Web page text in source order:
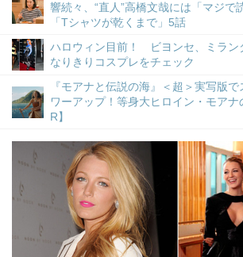
響続々、“直人”高橋文哉には「マジで
「Tシャツが乾くまで」5話
ハロウィン目前！ ビヨンセ、ミラン
なりきりコスプレをチェック
『モアナと伝説の海』＜超＞実写版
ワーアップ！等身大ヒロイン・モア
R】